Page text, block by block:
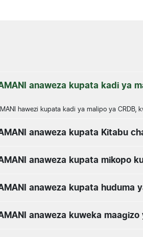
anaweza kupata kadi ya
hawezi kupata kadi ya malipo ya
anaweza kupata Kitabu
anaweza kupata mikopo
anaweza kupata huduma
anaweza kuweka maagizo